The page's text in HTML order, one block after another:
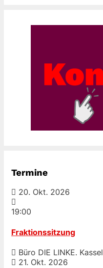
Termine
20. Okt. 2026
19:00
Fraktionssitzung
Büro DIE LINKE. Kassel
21. Okt. 2026